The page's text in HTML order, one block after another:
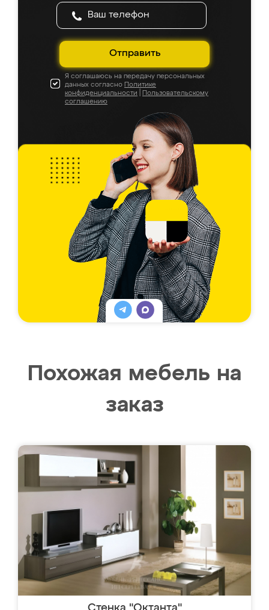
Отправить
Я соглашаюсь на передачу персональных
данных согласно Политике
конфиденциальности
Пользовательскому
соглашению
Похожая мебель на
заказ